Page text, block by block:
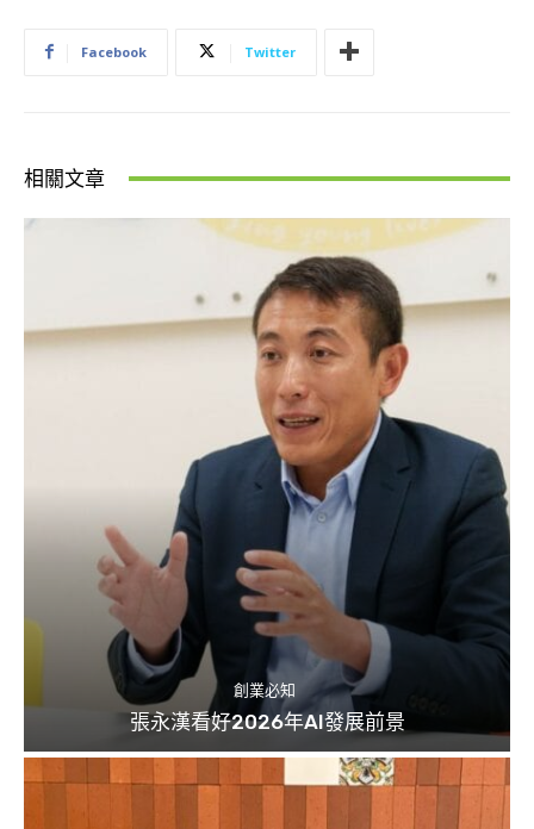
Facebook Twitter
相關文章
創業必知
張永漢看好2026年AI發展前景